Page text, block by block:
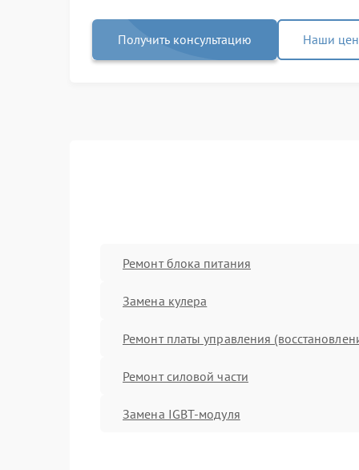
Получить консультацию Наши
Ремонт блока питания
Замена кулера
Ремонт платы управления
Ремонт силовой части
Замена IGBT-модуля